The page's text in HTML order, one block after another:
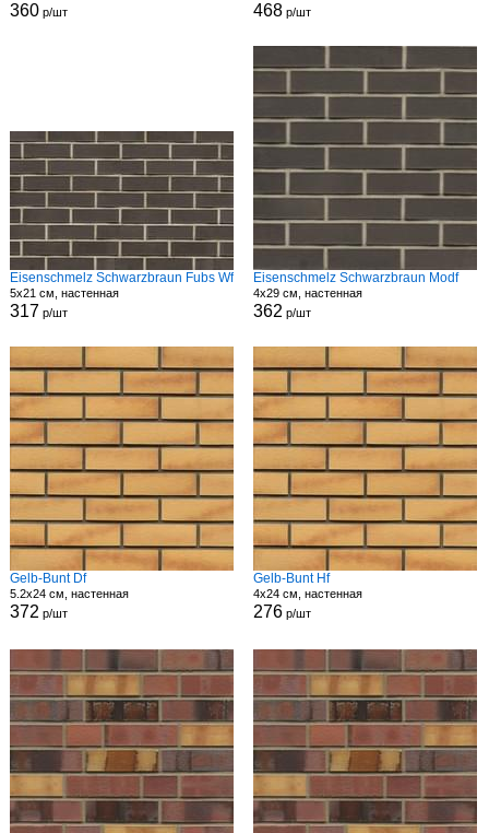
360р/шт 468 р/шт
Eisenschmelz Schwarzbraun Fubs Wf
5x21 см, настенная
317 р/шт
Eisenschmelz Schwarzbraun Modf
4x29 см, настенная
362 р/шт
Gelb-Bunt Df
5.2x24 см, настенная
372 р/шт
Gelb-Bunt Hf
4x24 см, настенная
276 р/шт